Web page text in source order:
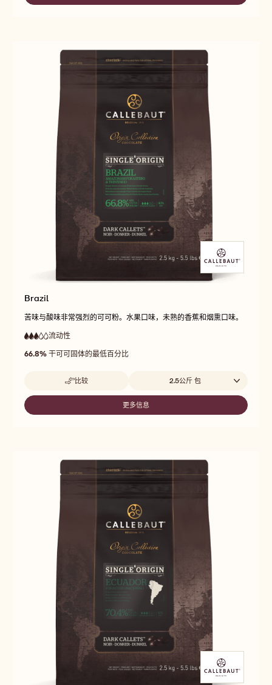
Brazil
苦味与酸味非常强烈的可可粉。水果口味，未熟的香蕉和烟熏口味。
3
out
流动性
等
性
66.8% 干可可固体的最低百分比
比较
-
BRAZIL
Beschikbare maten
2.5公斤 包
更多信息
-